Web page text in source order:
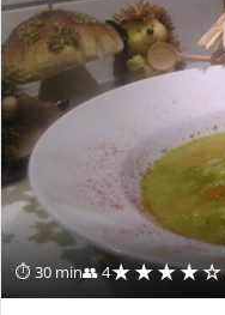
⏱ 30 min👥 4★★★★☆